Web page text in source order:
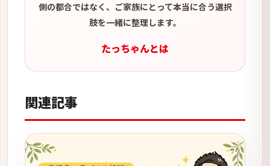
側の都合ではなく、ご家族にとって本当に合う選択
肢を一緒に整理します。
たっちゃんとは
関連記事